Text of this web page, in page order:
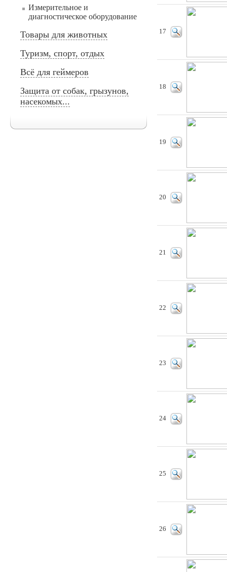
Измерительное и
диагностическое оборудование
Товары для животных
Туризм, спорт, отдых
Всё для геймеров
Защита от собак, грызунов,
насекомых...
17
18
19
20
21
22
23
24
25
26